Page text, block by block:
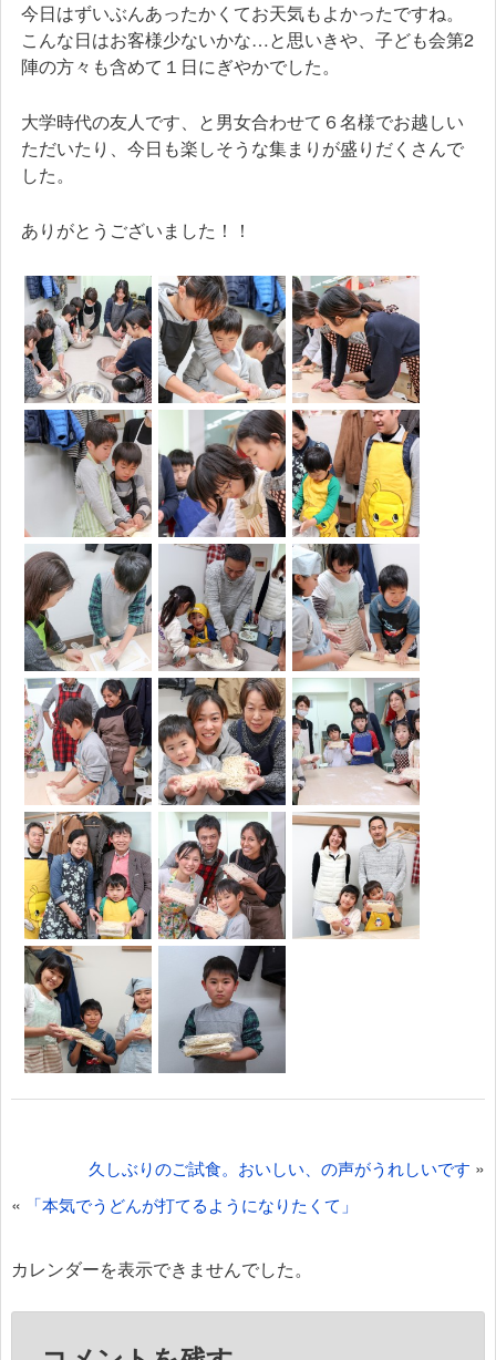
今日はずいぶんあったかくてお天気もよかったですね。
こんな日はお客様少ないかな…と思いきや、子ども会第2
陣の方々も含めて１日にぎやかでした。
大学時代の友人です、と男女合わせて６名様でお越しい
ただいたり、今日も楽しそうな集まりが盛りだくさんで
した。
ありがとうございました！！
稿
ビ
久しぶりのご試食。おいしい、の声がうれしいです »
«
「本気でうどんが打てるようになりたくて」
カレンダーを表示できませんでした。